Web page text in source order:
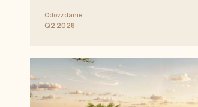
Odovzdanie
Q2 2028